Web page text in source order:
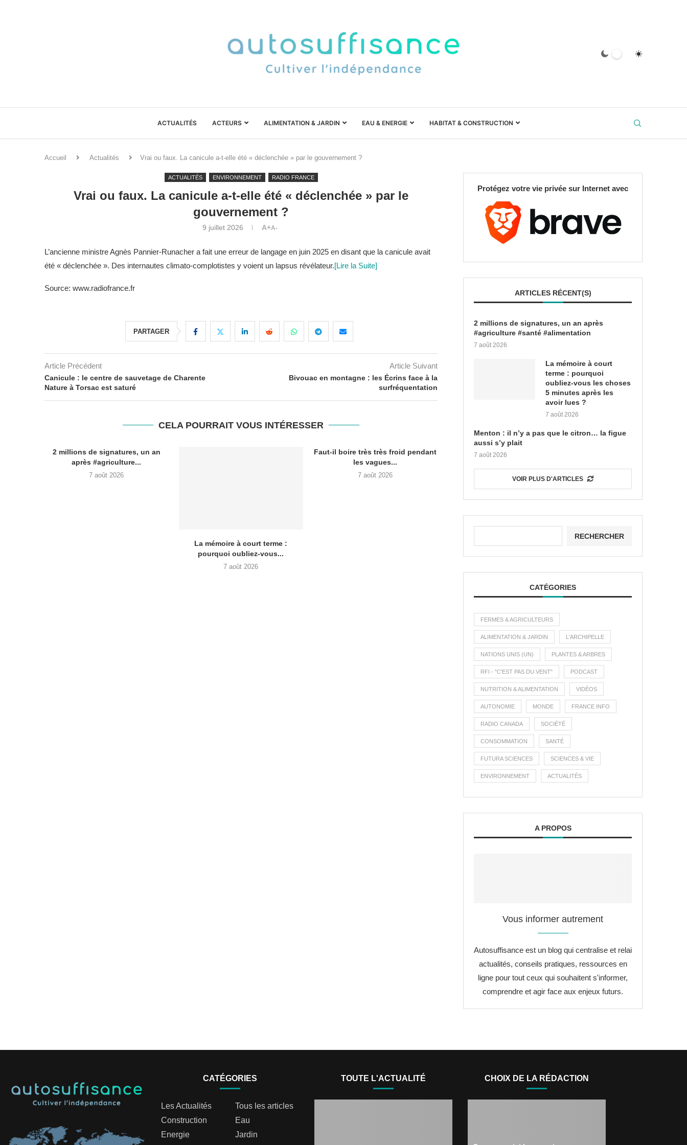
ACTUALITÉS ACTEURS ALIMENTATION & JARDIN EAU & ENERGIE HABITAT & CONSTRUCTION
Accueil Actualités Vrai ou faux. La canicule a-t-elle été « déclenchée » par le gouvernement ?
ACTUALITÉS ENVIRONNEMENT RADIO FRANCE
Vrai ou faux. La canicule a-t-elle été « déclenchée » par le
gouvernement ?
9 juillet 2026 A+A-
L’ancienne ministre Agnès Pannier-Runacher a fait une erreur de langage en juin 2025 en disant que la canicule avait
été « déclenchée ». Des internautes climato-complotistes y voient un lapsus révélateur.[Lire la Suite]
Source: www.radiofrance.fr
PARTAGER
Article Précédent
Canicule : le centre de sauvetage de Charente
Nature à Torsac est saturé
Article Suivant
Bivouac en montagne : les Écrins face à la
surfréquentation
CELA POURRAIT VOUS INTÉRESSER
2 millions de signatures, un an
après #agriculture...
7 août 2026
La mémoire à court terme :
pourquoi oubliez-vous...
7 août 2026
Faut-il boire très très froid pendant
les vagues...
7 août 2026
Protégez votre vie privée sur Internet avec
ARTICLES RÉCENT(S)
2 millions de signatures, un an après
#agriculture #santé #alimentation
7 août 2026
La mémoire à court
terme : pourquoi
oubliez-vous les choses
5 minutes après les
avoir lues ?
7 août 2026
Menton : il n’y a pas que le citron… la figue
aussi s’y plait
7 août 2026
VOIR PLUS D'ARTICLES
RECHERCHER
CATÉGORIES
FERMES & AGRICULTEURS
ALIMENTATION & JARDIN L'ARCHIPELLE
NATIONS UNIS (UN) PLANTES & ARBRES
RFI - "C'EST PAS DU VENT" PODCAST
NUTRITION & ALIMENTATION VIDÉOS
AUTONOMIE MONDE FRANCE INFO
RADIO CANADA SOCIÉTÉ
CONSOMMATION SANTÉ
FUTURA SCIENCES SCIENCES & VIE
ENVIRONNEMENT ACTUALITÉS
A PROPOS
Vous informer autrement
Autosuffisance est un blog qui centralise et relai
actualités, conseils pratiques, ressources en
ligne pour tout ceux qui souhaitent s'informer,
comprendre et agir face aux enjeux futurs.
CATÉGORIES
Les Actualités
Tous les articles
Construction
Eau
Energie
Jardin
TOUTE L'ACTUALITÉ CHOIX DE LA RÉDACTION